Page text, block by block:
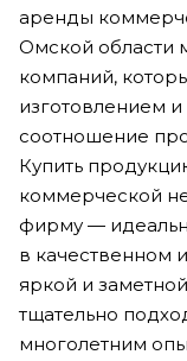
аренды
Омской области
компаний,
изготовлением
соотношение
Купить
коммерческой
фирму —
в качественном
яркой и
тщательно
многолетним